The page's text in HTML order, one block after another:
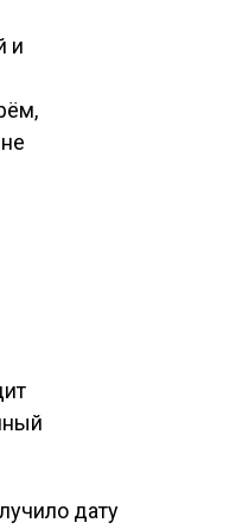
и
дату